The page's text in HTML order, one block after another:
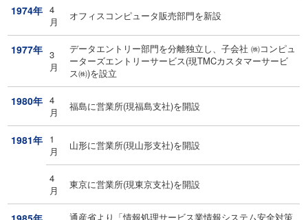
1974年 4
月
オフィスコンピュータ販売部門を新設
1977年 3
月
データエントリー部門を分離独立し、子会社 ㈱コンピュ
ーターズエントリーサービス(現TMCカスタマーサービ
ス㈱)を設立
1980年 4
月
福島に営業所(現福島支社)を開設
1981年 1
月
山形に営業所(現山形支社)を開設
4
月
東京に営業所(現東京支社)を開設
通産省より「情報処理サービス業情報システム安全対策